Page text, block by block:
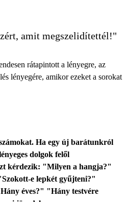
amit megszelidítettél!"
rátapintott a lényegre, az
lényegére, amikor ezeket a sorokat
Ha egy új barátunkról
dolgok felől
kérdezik: "Milyen a hangja?"
e lepkét gyűjteni?"
éves?" "Hány testvére